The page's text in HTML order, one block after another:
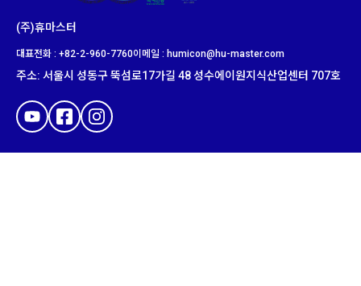
(주)휴마스터
대표전화 : +82-2-960-7760이메일 : humicon@hu-master.com​
주소: 서울시 성동구 뚝섬로17가길 48성수에이원지식산업센터 707호